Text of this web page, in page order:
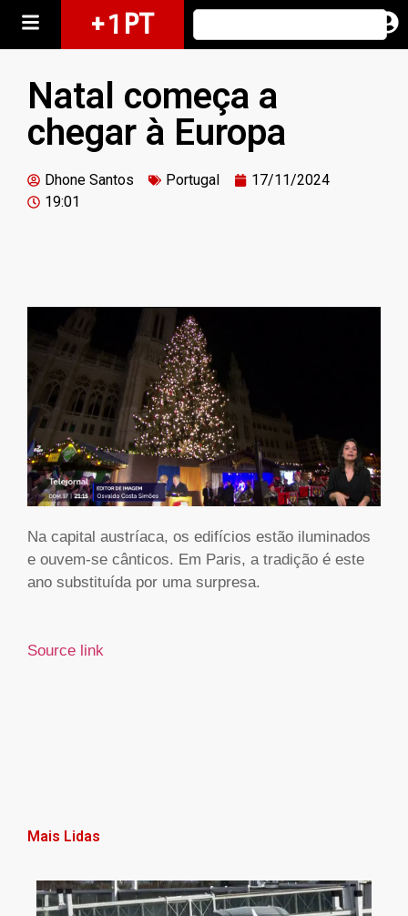
+ 1 PT
Natal começa a
chegar à Europa
Dhone Santos Portugal
17/11/2024
19:01
Na capital austríaca, os edifícios estão iluminados
e ouvem-se cânticos. Em Paris, a tradição é este
ano substituída por uma surpresa.
Source link
Mais Lidas